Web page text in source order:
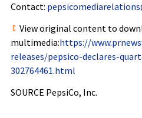
Contact:
View original content to
multimedia:https://
releases/pepsico-declares-
302764461.html
SOURCE PepsiCo, Inc.